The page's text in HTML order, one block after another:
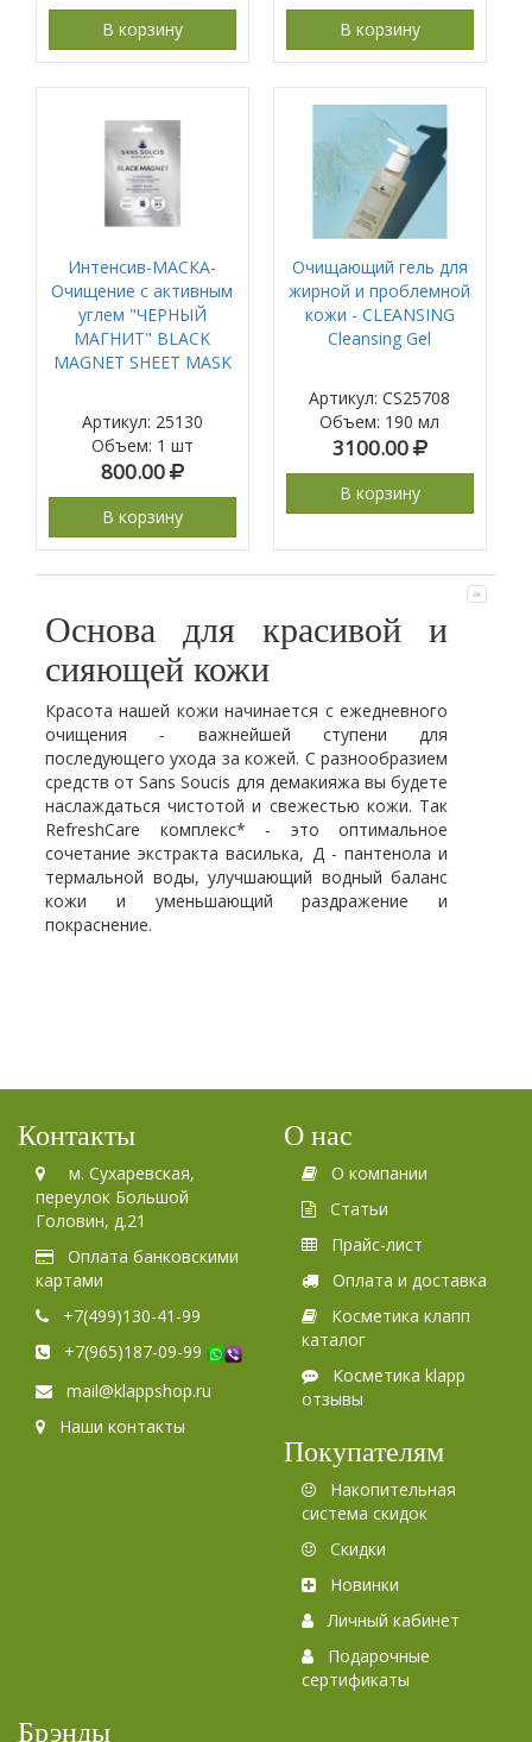
В корзину В корзину
Интенсив-МАСКА-
Очищение с активным
углем "ЧЕРНЫЙ
МАГНИТ" BLACK
MAGNET SHEET MASK
Артикул: 25130
Объем: 1 шт
800.00
В корзину
Очищающий гель для
жирной и проблемной
кожи - CLEANSING
Cleansing Gel
Артикул: CS25708
Объем: 190 мл
3100.00
В корзину
Основа для красивой и
сияющей кожи
Красота нашей кожи начинается с ежедневного
очищения - важнейшей ступени для
последующего ухода за кожей. С разнообразием
средств от Sans Soucis для демакияжа вы будете
наслаждаться чистотой и свежестью кожи. Так
RefreshCare комплекс* - это оптимальное
сочетание экстракта василька, Д - пантенола и
термальной воды, улучшающий водный баланс
кожи и уменьшающий раздражение и
покраснение.
Контакты
м. Сухаревская,
переулок Большой
Головин, д.21
Оплата банковскими
картами
+7(499)130-41-99
+7(965)187-09-99
mail@klappshop.ru
Наши контакты
О нас
О компании
Статьи
Прайс-лист
Оплата и доставка
Косметика клапп
каталог
Косметика klapp
отзывы
Покупателям
Накопительная
система скидок
Скидки
Новинки
Личный кабинет
Подарочные
сертификаты
Брэнды